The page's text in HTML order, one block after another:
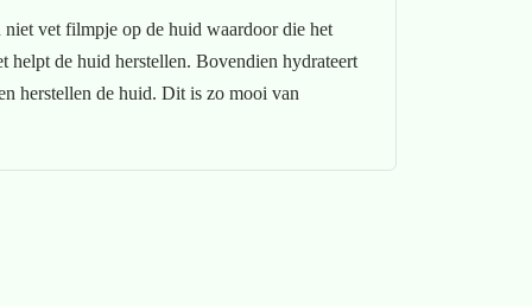
niet vet filmpje op de huid waardoor die het
helpt de huid herstellen. Bovendien hydrateert
herstellen de huid. Dit is zo mooi van